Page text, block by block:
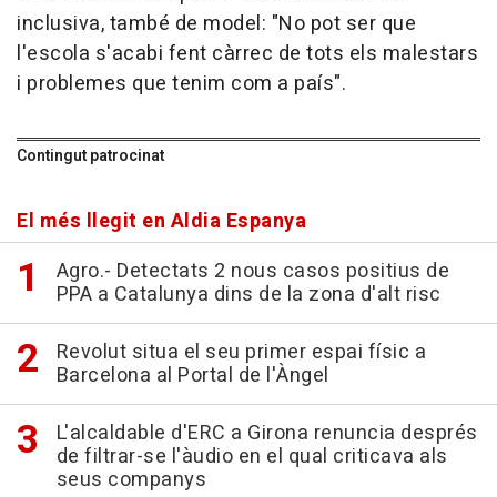
inclusiva, també de model: "No pot ser que
l'escola s'acabi fent càrrec de tots els malestars
i problemes que tenim com a país".
Contingut patrocinat
El més llegit en Aldia Espanya
Agro.- Detectats 2 nous casos positius de
PPA a Catalunya dins de la zona d'alt risc
Revolut situa el seu primer espai físic a
Barcelona al Portal de l'Àngel
L'alcaldable d'ERC a Girona renuncia després
de filtrar-se l'àudio en el qual criticava als
seus companys